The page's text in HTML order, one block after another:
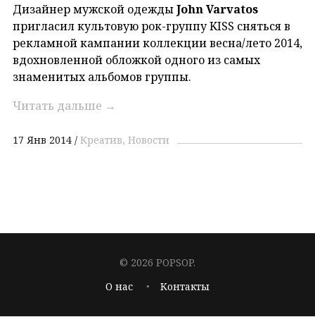
Дизайнер мужской одеждыJohn Varvatos
пригласил культовую рок-группу KISS сняться в
рекламной кампании коллекции весна/лето 2014,
вдохновленной обложкой одного из самых
знаменитых альбомов группы.
Читать дальше →
17 Янв 2014 Креатив Новости
© 2026 POPSOP.
О нас
Контакты